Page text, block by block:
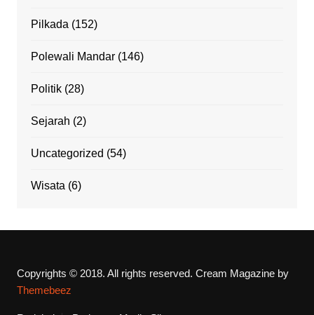
Pilkada (152)
Polewali Mandar(146)
Politik(28)
Sejarah (2)
Uncategorized (54)
Wisata (6)
Copyrights © 2018. All rights reserved. Cream Magazine by
Themebeez